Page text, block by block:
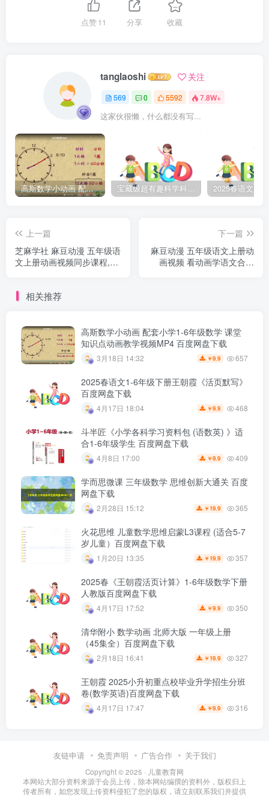
点赞11 分享 收藏
tanglaoshi 关注
569 0 5592 7.8W+
这家伙很懒，什么都没有写...
高斯数学小动画 配套小学1-6年级数学 课堂知识点动画教学视频MP4 百度网盘下载 宝藏级超有趣科学科普动画《土豆逗严肃科普》第二季 百度网盘下载
上一篇
芝麻学社 麻豆动漫 五年级语
文上册动画视频同步课程,看
下一篇
麻豆动漫 五年级语文上册动
画视频 看动画学语文合计
相关推荐
高斯数学小动画 配套小学1-6年级数学 课堂
知识点动画教学视频MP4 百度网盘下载
3月18日 14:32 ￥9.9 657
2025春语文1-6年级下册王朝霞《活页默写》
百度网盘下载
4月17日 18:04 ￥9.9 468
斗半匠《小学各科学习资料包 (语数英) 》适
合1-6年级学生 百度网盘下载
4月8日 17:00 ￥9.9 409
学而思微课 三年级数学 思维创新大通关 百度
网盘下载
2月28日 15:12 ￥ 19.9 365
火花思维 儿童数学思维启蒙L3课程 (适合5-7
岁儿童）百度网盘下载
1月20日 13:35 ￥ 19.9 357
2025春《王朝霞活页计算》1-6年级数学下册
人教版百度网盘下载
4月17日 17:52 ￥9.9 350
清华附小 数学动画 北师大版 一年级上册
（45集全）百度网盘下载
2月18日 16:41 ￥ 19.9 327
王朝霞 2025小升初重点校毕业升学招生分班
卷(数学英语)百度网盘下载
4月17日 17:47 ￥9.9 316
友链申请 免责声明 广告合作 关于我们
Copyright © 2025 · 儿童教育网
本网站大部分资料来源于会员上传，除本网站编撰的资料外，版权归上
传者所有，如您发现上传资料侵犯了您的版权，请立刻联系我们并提供